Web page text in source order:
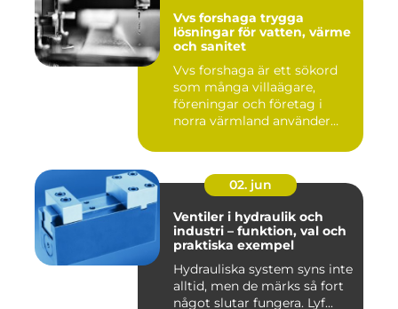
Vvs forshaga trygga
lösningar för vatten, värme
och sanitet
Vvs forshaga är ett sökord
som många villaägare,
föreningar och företag i
norra värmland använder
02. jun
Ventiler i hydraulik och
industri – funktion, val och
praktiska exempel
Hydrauliska system syns inte
alltid, men de märks så fort
något slutar fungera. Lyf...